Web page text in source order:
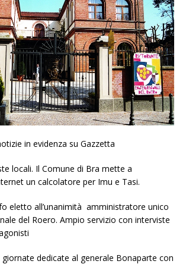
in evidenza su Gazzetta
locali. Il Comune di Bra mette a
un calcolatore per Imu e Tasi.
eletto all’unanimità amministratore unico
del Roero. Ampio servizio con interviste
giornate dedicate al generale Bonaparte con